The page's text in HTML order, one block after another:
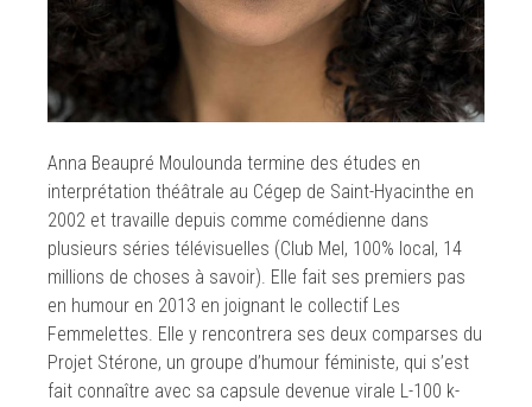
Anna Beaupré Moulounda termine des études en
interprétation théâtrale au Cégep de Saint-Hyacinthe en
2002 et travaille depuis comme comédienne dans
plusieurs séries télévisuelles (Club Mel, 100% local, 14
millions de choses à savoir). Elle fait ses premiers pas
en humour en 2013 en joignant le collectif Les
Femmelettes. Elle y rencontrera ses deux comparses du
Projet Stérone, un groupe d’humour féministe, qui s’est
fait connaître avec sa capsule devenue virale L-100 k-